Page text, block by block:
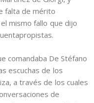
falta de mérito
mismo fallo que dijo
comandaba De Stéfano
escuchas de los
a través de los cuales
de